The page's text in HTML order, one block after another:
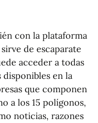
con la plataforma
de escaparate
acceder a todas
disponibles en la
que componen
a los 15 polígonos,
noticias, razones